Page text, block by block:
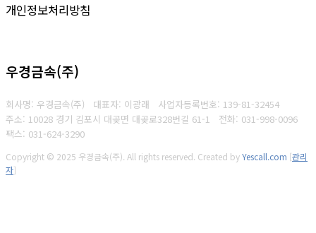
개인정보처리방침
우경금속(주)
회사명: 우경금속(주) 대표자: 이광래 사업자등록번호: 139-81-32454
주소: 10028 경기 김포시 대곶면 대곶로328번길 61-1 전화: 031-998-0096
팩스: 031-624-3290
Copyright © 2025 우경금속(주). All rights reserved. Created byYescall.com [관리
자]